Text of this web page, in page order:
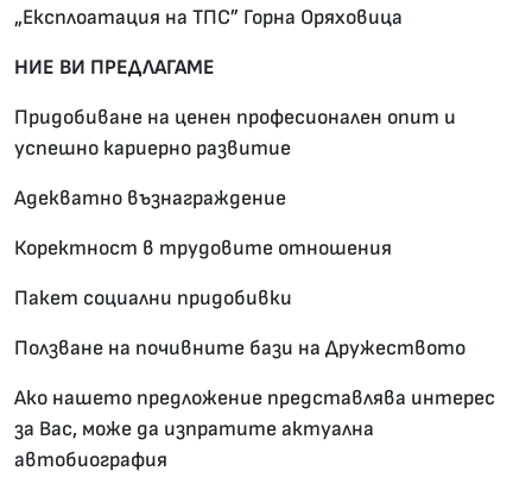
„Експлоатация на ТПС” Горна Оряховица
НИЕ ВИ ПРЕДЛАГАМЕ
Придобиване на ценен професионален опит и
успешно кариерно развитие
Адекватно възнаграждение
Коректност в трудовите отношения
Пакет социални придобивки
Ползване на почивните бази на Дружеството
Ако нашето предложение представлява интерес
за Вас, може да изпратите актуална
автобиография